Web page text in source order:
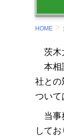
HOME >
茨木
本相
社との
ついて
当事
して